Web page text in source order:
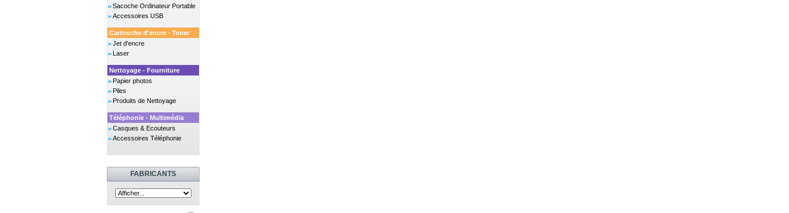
Sacoche Ordinateur Portable
Accessoires USB
Cartouche d'encre - Toner
Jet d'encre
Laser
Nettoyage - Fourniture
Papier photos
Piles
Produits de Nettoyage
Téléphonie - Multimédia
Casques & Ecouteurs
Accessoires Téléphonie
FABRICANTS